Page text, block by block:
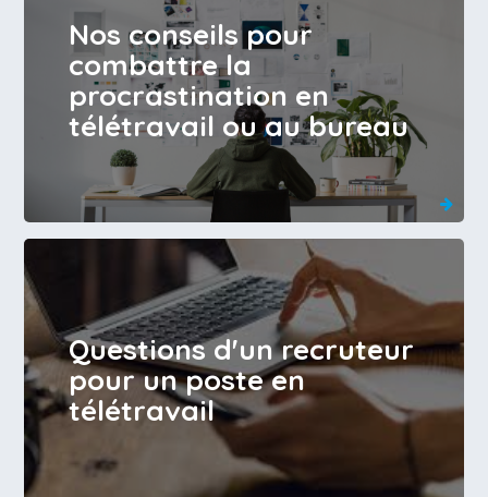
Nos conseils pour
combattre la
procrastination en
télétravail ou au bureau
Questions d'un recruteur
pour un poste en
télétravail